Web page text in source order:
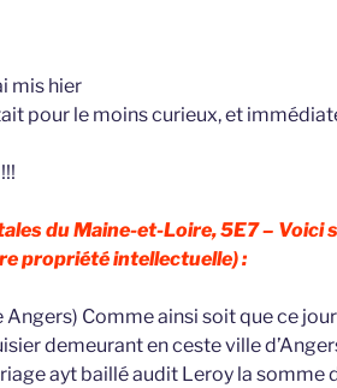
mis hier
pour le moins curieux, et
du Maine-et-Loire, 5E7 – Voici
propriété intellectuelle) :
Comme ainsi soit que ce
demeurant en ceste ville
ayt baillé audit Leroy la somme